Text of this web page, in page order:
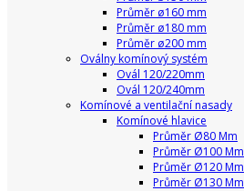
Průměr ø160 mm
Průměr ø180 mm
Průměr ø200 mm
Oválny komínový systém
Ovál 120/220mm
Ovál 120/240mm
Komínové a ventilační nasady
Komínové hlavice
Průměr Ø80 Mm
Průměr Ø100 Mm
Průměr Ø120 Mm
Průměr Ø130 Mm